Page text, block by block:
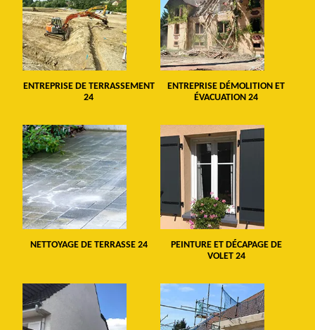
ENTREPRISE DE TERRASSEMENT
24
ENTREPRISE DÉMOLITION ET
ÉVACUATION 24
NETTOYAGE DE TERRASSE 24
PEINTURE ET DÉCAPAGE DE
VOLET 24